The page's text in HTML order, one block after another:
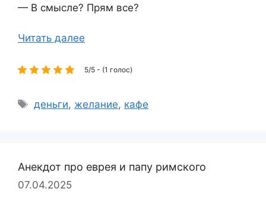
— В смысле? Прям все?
Читать далее
5/5 - (1 голос)
Метки
деньги, желание, кафе
Анекдот про еврея и папу римского
07.04.2025